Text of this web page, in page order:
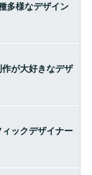
多様なデザイン
が大好きなデザ
ックデザイナー